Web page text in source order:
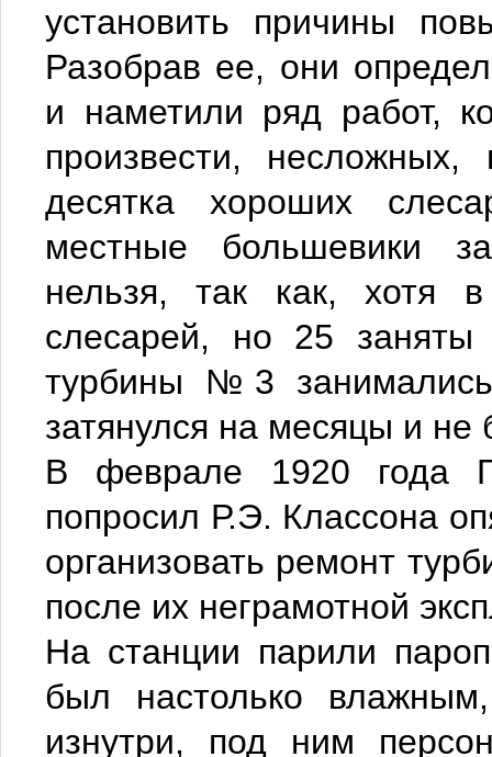
установить причины
Разобрав ее, они
и наметили ряд работ,
произвести,
десятка хороших
местные большевики
нельзя, так как, хотя
слесарей, но 25
турбины №3
затянулся на месяцы и не
В феврале 1920 года
попросил Р.Э. Классона
организовать ремонт
после их неграмотной
На станции парили
был настолько
изнутри, под ним